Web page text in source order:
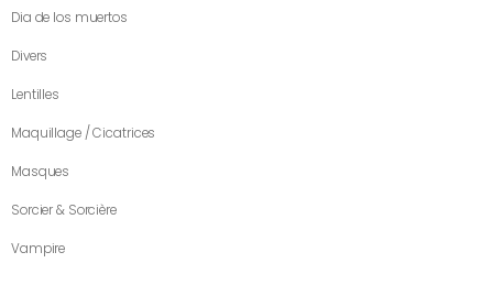
Dia de los muertos
Divers
Lentilles
Maquillage / Cicatrices
Masques
Sorcier & Sorcière
Vampire